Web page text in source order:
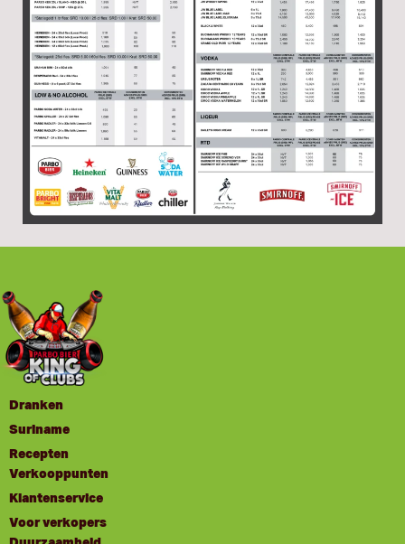
Dranken
Suriname
Recepten
Verkooppunten
Klantenservice
Voor verkopers